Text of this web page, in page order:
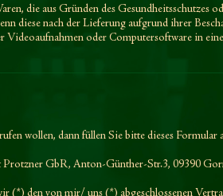
die aus Gründen des Gesundheitsschutzes
diese nach der Lieferung aufgrund ihrer
oder Computersoftware in
wollen, dann füllen Sie bitte dieses Formular
GbR, Anton-Günther-Str.3, 09390
den von mir/ uns (*) abgeschlossenen